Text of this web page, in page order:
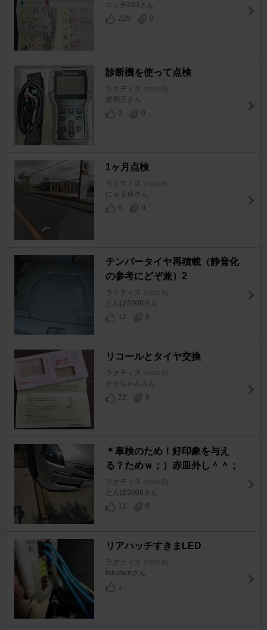
ニッチ223さん
220
0
診断機を使って点検
ラクティス [P100系]
最弱王さん
3
0
1ヶ月点検
ラクティス [P100系]
にゅる侍さん
6
0
テンパータイヤ再積載（静音化
の参考にどぞ兼）2
ラクティス [P100系]
とんぼ2008さん
12
0
リコールとタイヤ交換
ラクティス [P100系]
がきちゃんさん
22
0
＊車検のため！好印象を与え
る？ためｗ；）赤皿外し＾＾；
ラクティス [P100系]
とんぼ2008さん
11
0
リアハッチすきまLED
ラクティス [P100系]
takuhenさん
1